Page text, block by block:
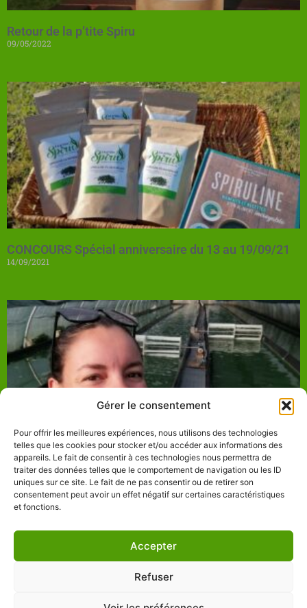
Gérer le consentement
Pour offrir les meilleures expériences, nous utilisons des technologies
telles que les cookies pour stocker et/ou accéder aux informations des
appareils. Le fait de consentir à ces technologies nous permettra de
traiter des données telles que le comportement de navigation ou les ID
uniques sur ce site. Le fait de ne pas consentir ou de retirer son
consentement peut avoir un effet négatif sur certaines caractéristiques
et fonctions.
Accepter
Refuser
Retour de la p’tite Spiru
09/05/2022
CONCOURS Spécial anniversaire du 13 au 19/09/21
14/09/2021
Ouverture de la ferme jusque fin octobre
14/09/2021
La p’tite Spiru – Vente de Spiruline dans les Côtes d’Armor (Bretagne) –
Politique de confidentialité